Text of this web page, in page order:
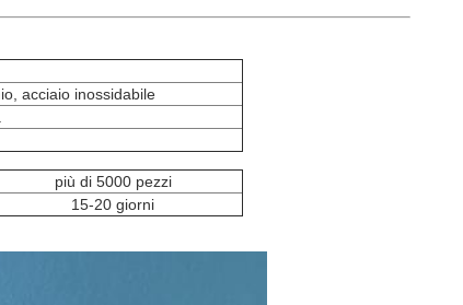
acciaio inossidabile
più di 5000 pezzi
15-20 giorni